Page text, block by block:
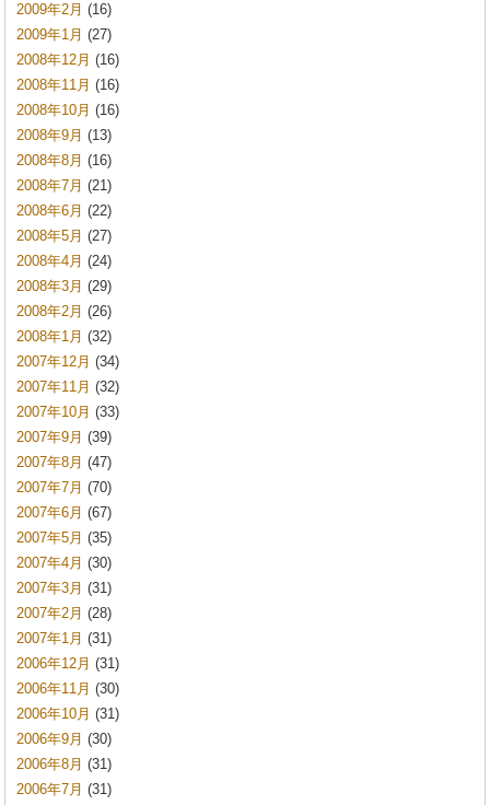
2009年2月 (16)
2009年1月 (27)
2008年12月 (16)
2008年11月 (16)
2008年10月 (16)
2008年9月 (13)
2008年8月 (16)
2008年7月 (21)
2008年6月 (22)
2008年5月 (27)
2008年4月 (24)
2008年3月 (29)
2008年2月 (26)
2008年1月 (32)
2007年12月 (34)
2007年11月 (32)
2007年10月 (33)
2007年9月 (39)
2007年8月 (47)
2007年7月 (70)
2007年6月 (67)
2007年5月 (35)
2007年4月 (30)
2007年3月 (31)
2007年2月 (28)
2007年1月 (31)
2006年12月 (31)
2006年11月 (30)
2006年10月 (31)
2006年9月 (30)
2006年8月 (31)
2006年7月 (31)